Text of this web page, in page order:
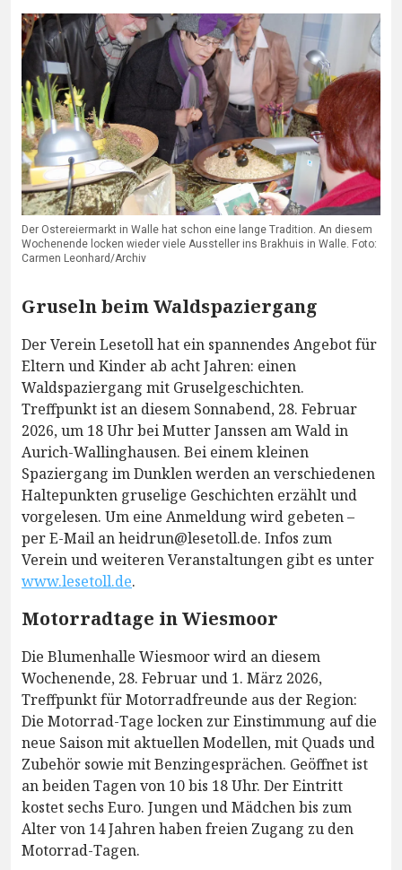
Der Ostereiermarkt in Walle hat schon eine lange Tradition. An diesem
Wochenende locken wieder viele Aussteller ins Brakhuis in Walle. Foto:
Carmen Leonhard/Archiv
Gruseln beim Waldspaziergang
Der Verein Lesetoll hat ein spannendes Angebot für
Eltern und Kinder ab acht Jahren: einen
Waldspaziergang mit Gruselgeschichten.
Treffpunkt ist an diesem Sonnabend, 28. Februar
2026, um 18 Uhr bei Mutter Janssen am Wald in
Aurich-Wallinghausen. Bei einem kleinen
Spaziergang im Dunklen werden an verschiedenen
Haltepunkten gruselige Geschichten erzählt und
vorgelesen. Um eine Anmeldung wird gebeten –
per E-Mail an heidrun@lesetoll.de. Infos zum
Verein und weiteren Veranstaltungen gibt es unter
www.lesetoll.de.
Motorradtage in Wiesmoor
Die Blumenhalle Wiesmoor wird an diesem
Wochenende, 28. Februar und 1. März 2026,
Treffpunkt für Motorradfreunde aus der Region:
Die Motorrad-Tage locken zur Einstimmung auf die
neue Saison mit aktuellen Modellen, mit Quads und
Zubehör sowie mit Benzingesprächen. Geöffnet ist
an beiden Tagen von 10 bis 18 Uhr. Der Eintritt
kostet sechs Euro. Jungen und Mädchen bis zum
Alter von 14 Jahren haben freien Zugang zu den
Motorrad-Tagen.